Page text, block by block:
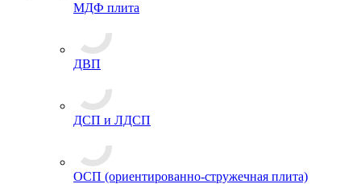
МДФ плита
ДВП
ДСП и ЛДСП
ОСП (ориентированно-стружечная плита)